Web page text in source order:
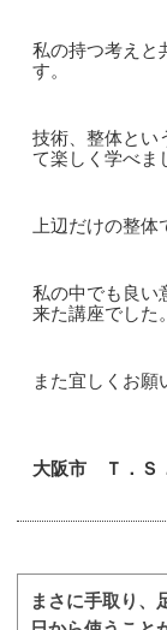
私の持つ考えと
す。
技術、整体とい
て楽しく学べま
上辺だけの整体
私の中でも良い
来た講座でした。
また宜しくお願
大阪市 Ｔ．Ｓ
まさに手取り、